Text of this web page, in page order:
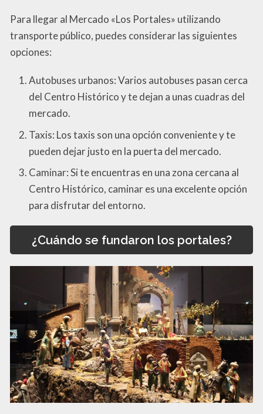
Para llegar al Mercado «Los Portales» utilizando
transporte público, puedes considerar las siguientes
opciones:
Autobuses urbanos: Varios autobuses pasan cerca
del Centro Histórico y te dejan a unas cuadras del
mercado.
Taxis: Los taxis son una opción conveniente y te
pueden dejar justo en la puerta del mercado.
Caminar: Si te encuentras en una zona cercana al
Centro Histórico, caminar es una excelente opción
para disfrutar del entorno.
¿Cuándo se fundaron los portales?